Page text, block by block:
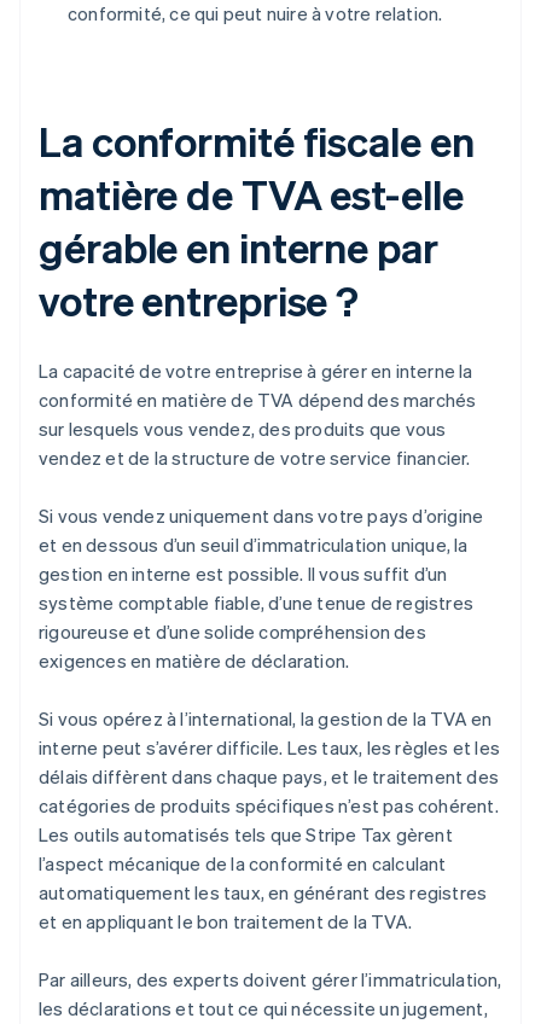
conformité, ce qui peut nuire à votre relation.
La conformité fiscale en
matière de TVA est-elle
gérable en interne par
votre entreprise ?
La capacité de votre entreprise à gérer en interne la
conformité en matière de TVA dépend des marchés
sur lesquels vous vendez, des produits que vous
vendez et de la structure de votre service financier.
Si vous vendez uniquement dans votre pays d’origine
et en dessous d’un seuil d’immatriculation unique, la
gestion en interne est possible. Il vous suffit d’un
système comptable fiable, d’une tenue de registres
rigoureuse et d’une solide compréhension des
exigences en matière de déclaration.
Si vous opérez à l’international, la gestion de la TVA en
interne peut s’avérer difficile. Les taux, les règles et les
délais diffèrent dans chaque pays, et le traitement des
catégories de produits spécifiques n’est pas cohérent.
Les outils automatisés tels que Stripe Tax gèrent
l’aspect mécanique de la conformité en calculant
automatiquement les taux, en générant des registres
et en appliquant le bon traitement de la TVA.
Par ailleurs, des experts doivent gérer l’immatriculation,
les déclarations et tout ce qui nécessite un jugement,